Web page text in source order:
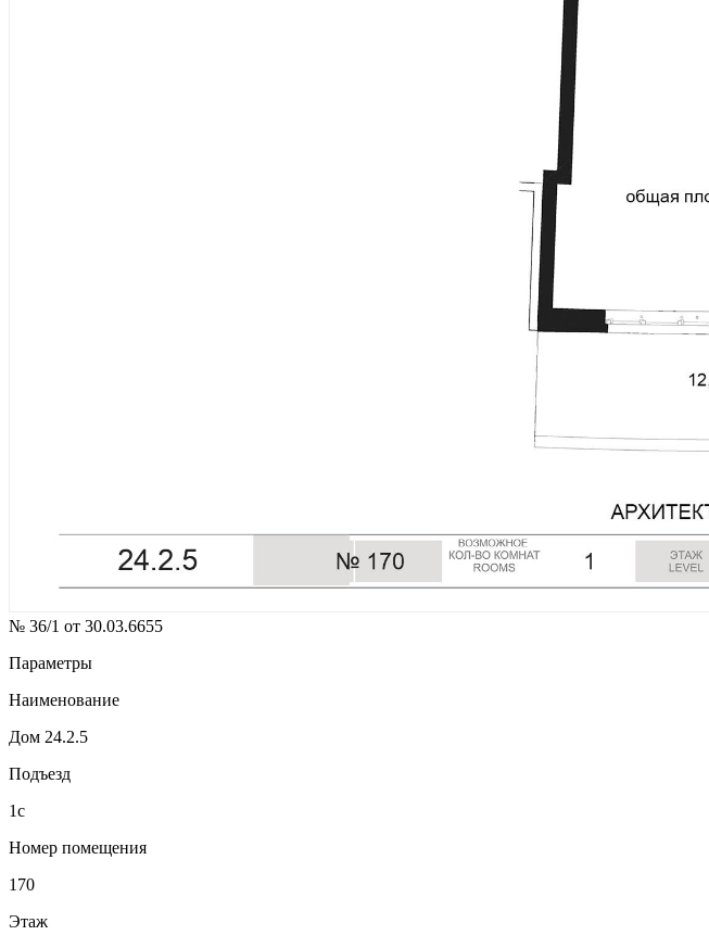
№ 36/1 от 30.03.6655
Параметры
Наименование
Дом 24.2.5
Подъезд
1с
Номер помещения
170
Этаж